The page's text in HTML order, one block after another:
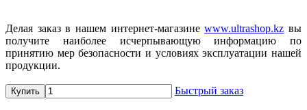
Делая заказ в нашем интернет-магазинеwww.ultrashop.kz вы
получите наиболее исчерпывающую информацию по
принятию мер безопасности и условиях эксплуатации нашей
продукции.
Купить Быстрый заказ